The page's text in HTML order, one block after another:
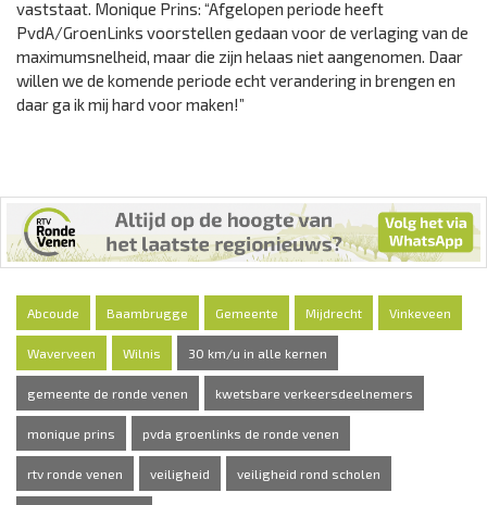
vaststaat. Monique Prins: “Afgelopen periode heeft
PvdA/GroenLinks voorstellen gedaan voor de verlaging van de
maximumsnelheid, maar die zijn helaas niet aangenomen. Daar
willen we de komende periode echt verandering in brengen en
daar ga ik mij hard voor maken!”
Abcoude Baambrugge Gemeente Mijdrecht Vinkeveen
Waverveen Wilnis 30 km/u in alle kernen
gemeente de ronde venen kwetsbare verkeersdeelnemers
monique prins pvda groenlinks de ronde venen
rtv ronde venen veiligheid veiligheid rond scholen